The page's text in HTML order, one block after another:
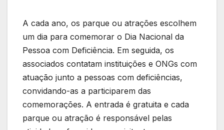
A cada ano, os parque ou atrações escolhem
um dia para comemorar o Dia Nacional da
Pessoa com Deficiência. Em seguida, os
associados contatam instituições e ONGs com
atuação junto a pessoas com deficiências,
convidando-as a participarem das
comemorações. A entrada é gratuita e cada
parque ou atração é responsável pelas